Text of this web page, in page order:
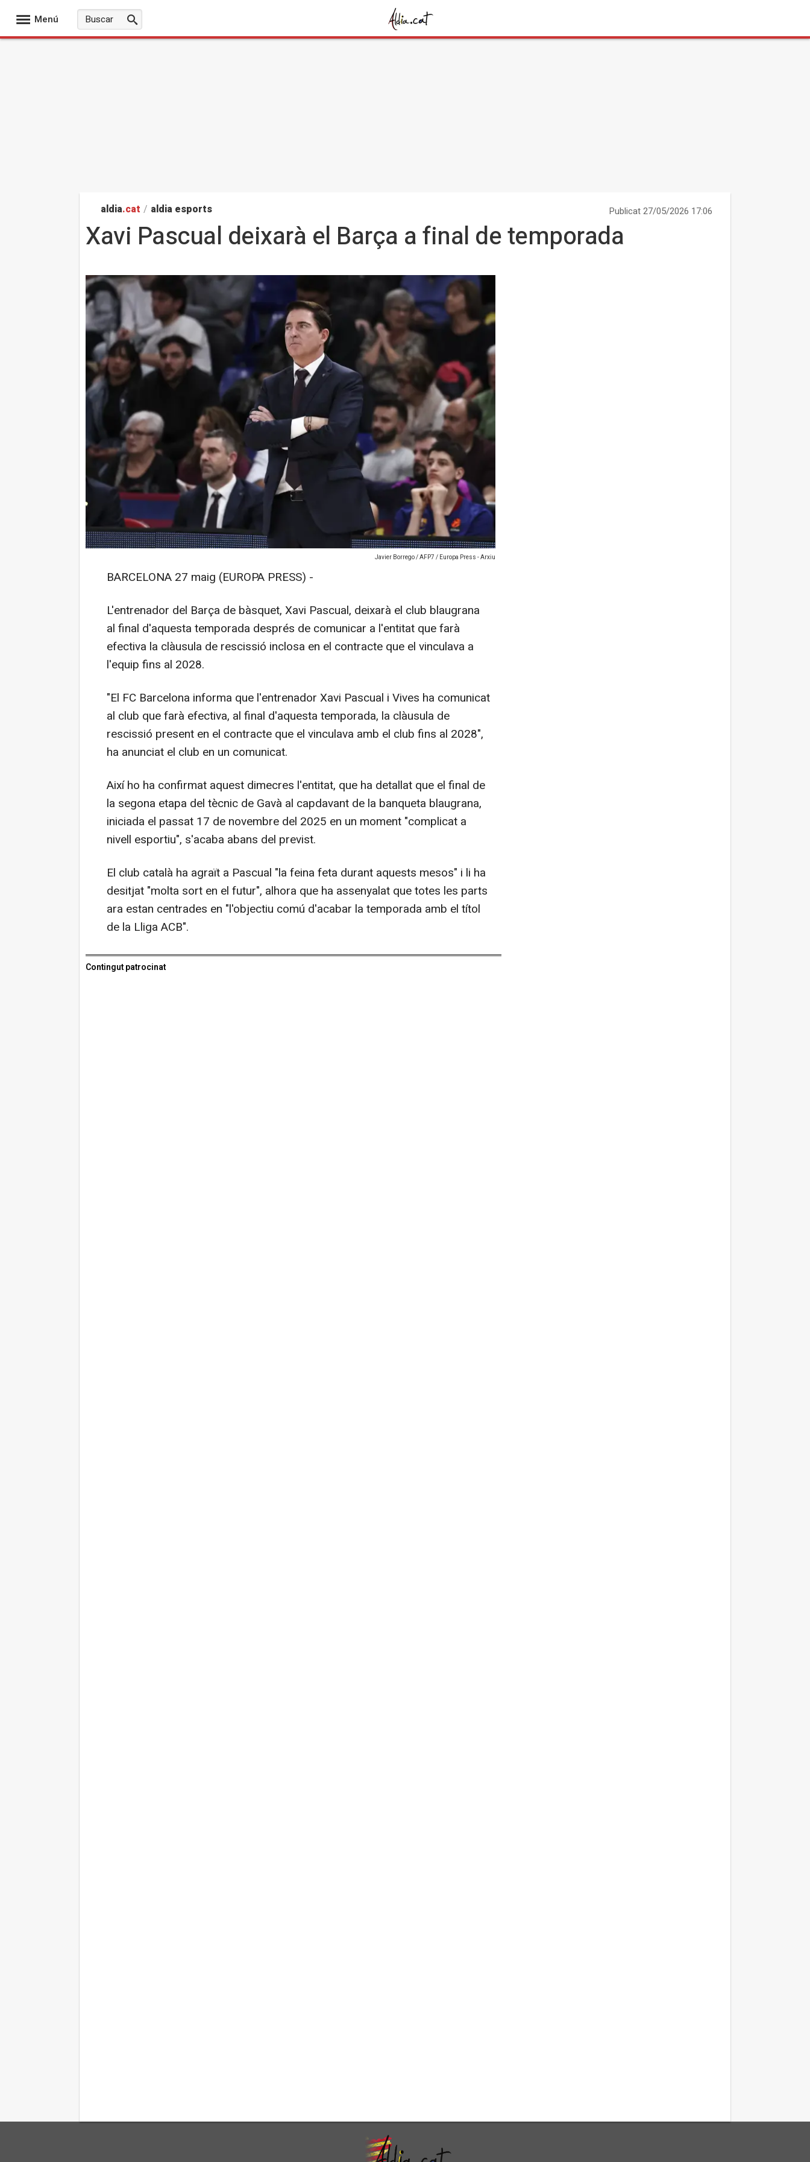
Menú
aldia.cat / aldia esports Publicat 27/05/2026 17:06
Xavi Pascual deixarà el Barça a final de temporada
Javier Borrego / AFP7 / Europa Press - Arxiu
BARCELONA 27 maig (EUROPA PRESS) -
L'entrenador del Barça de bàsquet, Xavi Pascual, deixarà el club blaugrana
al final d'aquesta temporada després de comunicar a l'entitat que farà
efectiva la clàusula de rescissió inclosa en el contracte que el vinculava a
l'equip fins al 2028.
"El FC Barcelona informa que l'entrenador Xavi Pascual i Vives ha comunicat
al club que farà efectiva, al final d'aquesta temporada, la clàusula de
rescissió present en el contracte que el vinculava amb el club fins al 2028",
ha anunciat el club en un comunicat.
Així ho ha confirmat aquest dimecres l'entitat, que ha detallat que el final de
la segona etapa del tècnic de Gavà al capdavant de la banqueta blaugrana,
iniciada el passat 17 de novembre del 2025 en un moment "complicat a
nivell esportiu", s'acaba abans del previst.
El club català ha agraït a Pascual "la feina feta durant aquests mesos" i li ha
desitjat "molta sort en el futur", alhora que ha assenyalat que totes les parts
ara estan centrades en "l'objectiu comú d'acabar la temporada amb el títol
de la Lliga ACB".
Contingut patrocinat